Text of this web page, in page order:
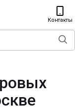
Контакты